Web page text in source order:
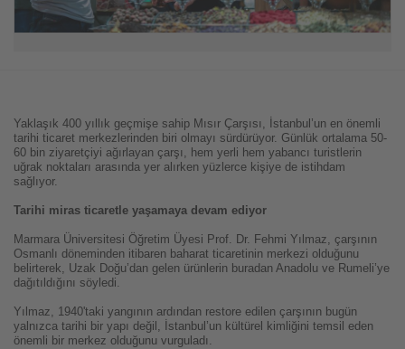
Yaklaşık 400 yıllık geçmişe sahip Mısır Çarşısı, İstanbul’un en önemli
tarihi ticaret merkezlerinden biri olmayı sürdürüyor. Günlük ortalama 50-
60 bin ziyaretçiyi ağırlayan çarşı, hem yerli hem yabancı turistlerin
uğrak noktaları arasında yer alırken yüzlerce kişiye de istihdam
sağlıyor.
Tarihi miras ticaretle yaşamaya devam ediyor
Marmara Üniversitesi Öğretim Üyesi Prof. Dr. Fehmi Yılmaz, çarşının
Osmanlı döneminden itibaren baharat ticaretinin merkezi olduğunu
belirterek, Uzak Doğu’dan gelen ürünlerin buradan Anadolu ve Rumeli’ye
dağıtıldığını söyledi.
Yılmaz, 1940'taki yangının ardından restore edilen çarşının bugün
yalnızca tarihi bir yapı değil, İstanbul’un kültürel kimliğini temsil eden
önemli bir merkez olduğunu vurguladı.